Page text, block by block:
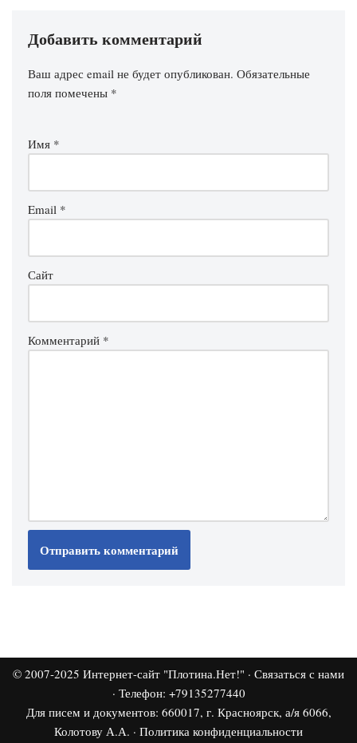
Добавить комментарий
Ваш адрес email не будет опубликован. Обязательные
поля помечены *
Имя *
Email *
Сайт
Комментарий *
© 2007-2025 Интернет-сайт "Плотина.Нет!" · Связаться с нами
· Телефон: +79135277440
Для писем и документов: 660017, г. Красноярск, а/я 6066,
Колотову А.А. · Политика конфиденциальности